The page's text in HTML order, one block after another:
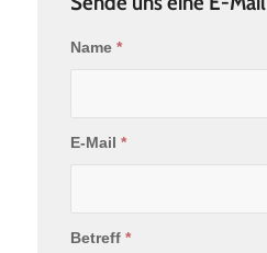
Name *
E-Mail *
Betreff *